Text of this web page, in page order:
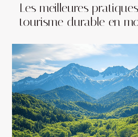
Les meilleures
tourisme durable en